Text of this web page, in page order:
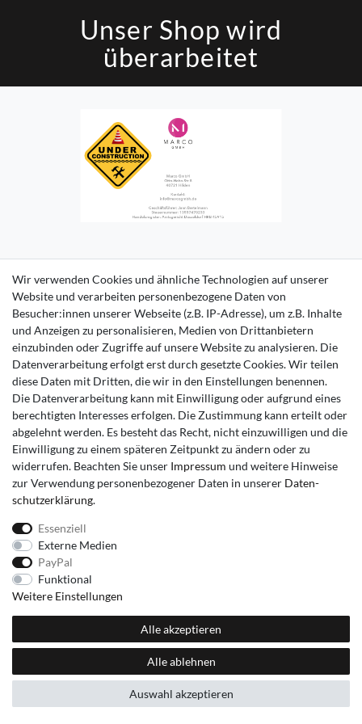
Unser Shop wird
überarbeitet
Wir verwenden Cookies und ähnliche Technologien auf unserer
Website und verarbeiten personenbezogene Daten von
Besucher:innen unserer Webseite (z.B. IP-Adresse), um z.B. Inhalte
und Anzeigen zu personalisieren, Medien von Drittanbietern
einzubinden oder Zugriffe auf unsere Website zu analysieren. Die
Datenverarbeitung erfolgt erst durch gesetzte Cookies. Wir teilen
diese Daten mit Dritten, die wir in den Einstellungen benennen.
Die Datenverarbeitung kann mit Einwilligung oder aufgrund eines
berechtigten Interesses erfolgen. Die Zustimmung kann erteilt oder
abgelehnt werden. Es besteht das Recht, nicht einzuwilligen und die
Einwilligung zu einem späteren Zeitpunkt zu ändern oder zu
widerrufen. Beachten Sie unser Impressum und weitere Hinweise
zur Verwendung personenbezogener Daten in unserer Daten­
schutz­erklärung.
Essenziell
Externe Medien
PayPal
Funktional
Weitere Einstellungen
Alle akzeptieren
Alle ablehnen
Auswahl akzeptieren